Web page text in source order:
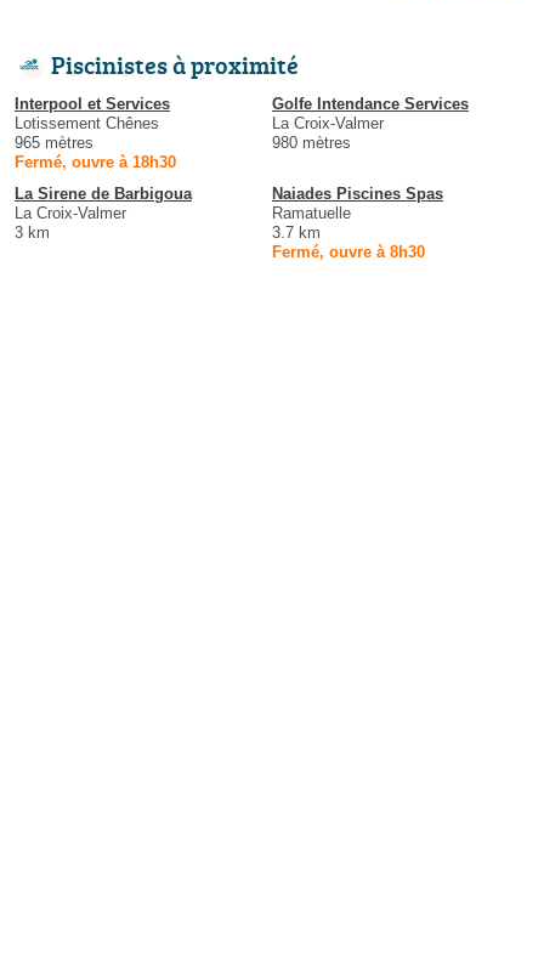
Piscinistes à proximité
Interpool et Services
Lotissement Chênes
965 mètres
Fermé, ouvre à 18h30
Golfe Intendance Services
La Croix-Valmer
980 mètres
La Sirene de Barbigoua
La Croix-Valmer
3 km
Naiades Piscines Spas
Ramatuelle
3.7 km
Fermé, ouvre à 8h30